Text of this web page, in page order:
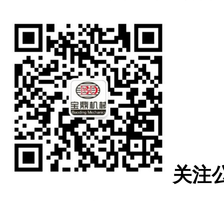
关注